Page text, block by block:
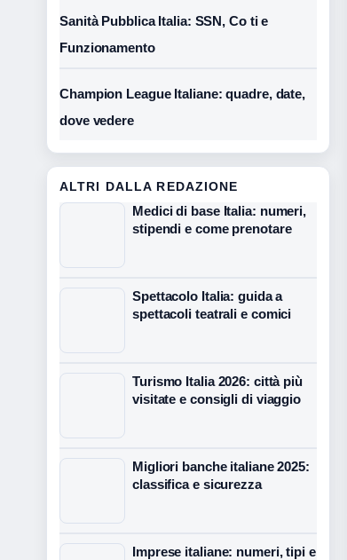
Sanità Pubblica Italia: SSN, Co ti e
Funzionamento
Champion League Italiane: quadre, date,
dove vedere
ALTRI DALLA REDAZIONE
Medici di base Italia: numeri,
stipendi e come prenotare
Spettacolo Italia: guida a
spettacoli teatrali e comici
Turismo Italia 2026: città più
visitate e consigli di viaggio
Migliori banche italiane 2025:
classifica e sicurezza
Imprese italiane: numeri, tipi e